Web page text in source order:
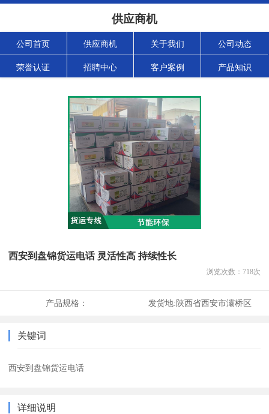
供应商机
公司首页 供应商机 关于我们 公司动态
荣誉认证 招聘中心 客户案例 产品知识
西安到盘锦货运电话 灵活性高 持续性长
浏览次数： 718次
产品规格： 发货地:陕西省西安市灞桥区
关键词
西安到盘锦货运电话
详细说明